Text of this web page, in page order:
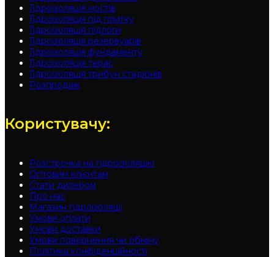
Гідроізоляція мостів
Гідроізоляція під плитку
Гідроізоляція підлоги
Гідроізоляція резервуарів
Гідроізоляція фундаменту
Гідроізоляція терас
Гідроізоляція трибун стадіонів
Розпродаж
Користувачу:
Розстрочка на гідроізоляцію
Оптовим клієнтам
Стати дилером
Про нас
Магазин гідроізоляції
Умови оплати
Умови доставки
Умови повернення чи обміну
Політика конфіденційності